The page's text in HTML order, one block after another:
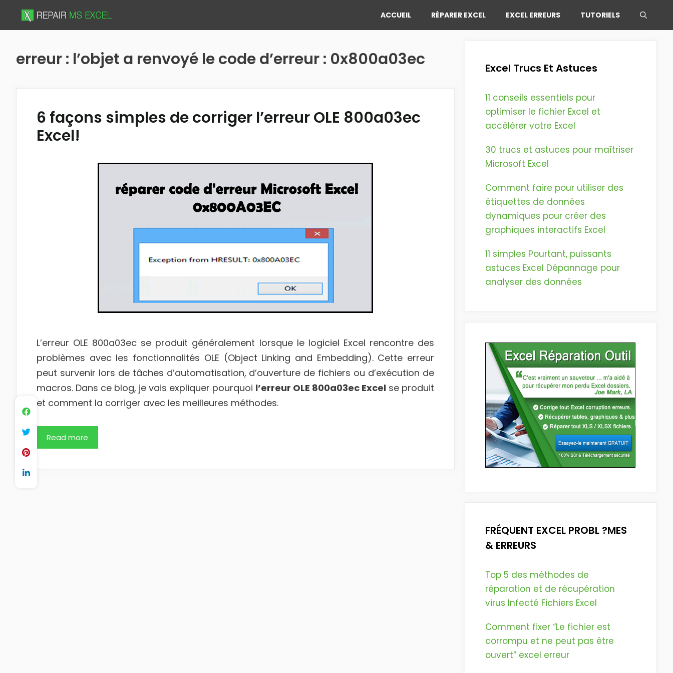
ACCUEIL RÉPARER EXCEL EXCEL ERREURS TUTORIELS
erreur : l’objet a renvoyé le code d’erreur : 0x800a03ec
6 façons simples de corriger l’erreur OLE 800a03ec
Excel!
L’erreur OLE 800a03ec se produit généralement lorsque le logiciel Excel rencontre des
problèmes avec les fonctionnalités OLE (Object Linking and Embedding). Cette erreur
peut survenir lors de tâches d’automatisation, d’ouverture de fichiers ou d’exécution de
macros. Dans ce blog, je vais expliquer pourquoi l’erreur OLE 800a03ec Excel se produit
et comment la corriger avec les meilleures méthodes.
Read more
Excel Trucs Et Astuces
11 conseils essentiels pour
optimiser le fichier Excel et
accélérer votre Excel
30 trucs et astuces pour maîtriser
Microsoft Excel
Comment faire pour utiliser des
étiquettes de données
dynamiques pour créer des
graphiques interactifs Excel
11 simples Pourtant, puissants
astuces Excel Dépannage pour
analyser des données
FRÉQUENT EXCEL PROBL ?MES
& ERREURS
Top 5 des méthodes de
réparation et de récupération
virus Infecté Fichiers Excel
Comment fixer “Le fichier est
corrompu et ne peut pas être
ouvert” excel erreur